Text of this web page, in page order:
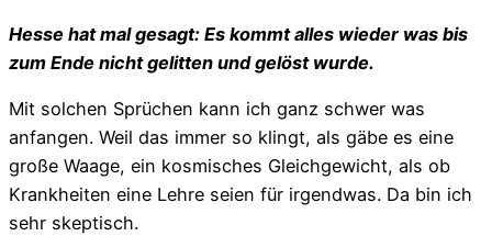
Hesse hat mal gesagt: Es kommt alles wieder was bis
zum Ende nicht gelitten und gelöst wurde.
Mit solchen Sprüchen kann ich ganz schwer was
anfangen. Weil das immer so klingt, als gäbe es eine
große Waage, ein kosmisches Gleichgewicht, als ob
Krankheiten eine Lehre seien für irgendwas. Da bin ich
sehr skeptisch.